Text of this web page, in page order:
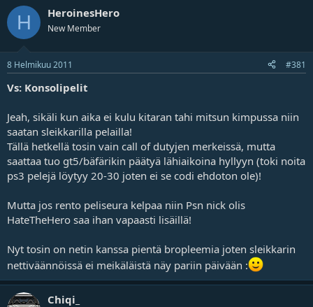
H HeroinesHero
New Member
8 Helmikuu 2011 #381
Vs: Konsolipelit
Jeah, sikäli kun aika ei kulu kitaran tahi mitsun kimpussa niin
saatan sleikkarilla pelailla!
Tällä hetkellä tosin vain call of dutyjen merkeissä, mutta
saattaa tuo gt5/bäfärikin päätyä lähiaikoina hyllyyn (toki noita
ps3 pelejä löytyy 20-30 joten ei se codi ehdoton ole)!
Mutta jos rento peliseura kelpaa niin Psn nick olis
HateTheHero saa ihan vapaasti lisäillä!
Nyt tosin on netin kanssa pientä bropleemia joten sleikkarin
nettiväännöissä ei meikäläistä näy pariin päivään :
Chiqi_